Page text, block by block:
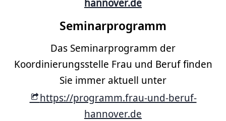
Seminarprogramm
Das Seminarprogramm der
Koordinierungsstelle Frau und Beruf finden
Sie immer aktuell unter
https://programm.frau-und-beruf-
hannover.de